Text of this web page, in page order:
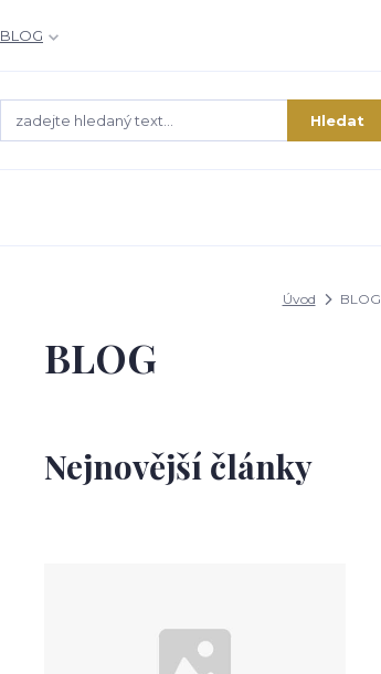
BLOG
Hledat
Úvod BLOG
BLOG
Nejnovější články